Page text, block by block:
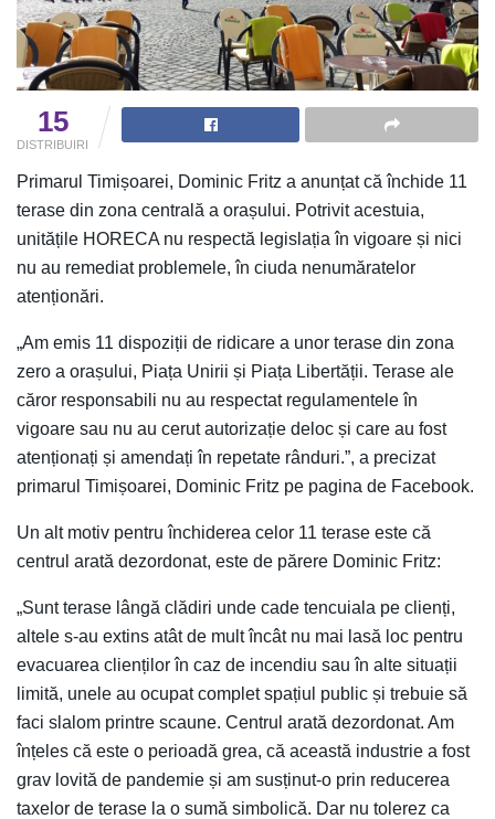
15
DISTRIBUIRI
Primarul Timișoarei, Dominic Fritz a anunțat că închide 11
terase din zona centrală a orașului. Potrivit acestuia,
unitățile HORECA nu respectă legislația în vigoare și nici
nu au remediat problemele, în ciuda nenumăratelor
atenționări.
„Am emis 11 dispoziții de ridicare a unor terase din zona
zero a orașului, Piața Unirii și Piața Libertății. Terase ale
căror responsabili nu au respectat regulamentele în
vigoare sau nu au cerut autorizație deloc și care au fost
atenționați și amendați în repetate rânduri.”, a precizat
primarul Timișoarei, Dominic Fritz pe pagina de Facebook.
Un alt motiv pentru închiderea celor 11 terase este că
centrul arată dezordonat, este de părere Dominic Fritz:
„Sunt terase lângă clădiri unde cade tencuiala pe clienți,
altele s-au extins atât de mult încât nu mai lasă loc pentru
evacuarea clienților în caz de incendiu sau în alte situații
limită, unele au ocupat complet spațiul public și trebuie să
faci slalom printre scaune. Centrul arată dezordonat. Am
înțeles că este o perioadă grea, că această industrie a fost
grav lovită de pandemie și am susținut-o prin reducerea
taxelor de terase la o sumă simbolică. Dar nu tolerez ca